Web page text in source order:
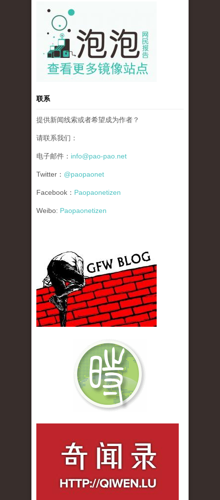
pao-pao-banner-mirror-site-120814.jpg
联系
提供新闻线索或者希望成为作者？
请联系我们：
电子邮件： info@pao-pao.net
Twitter： @paopaonet
Facebook： Paopaonetizen
Weibo: Paopaonetizen
gfw_blog_small.jpg